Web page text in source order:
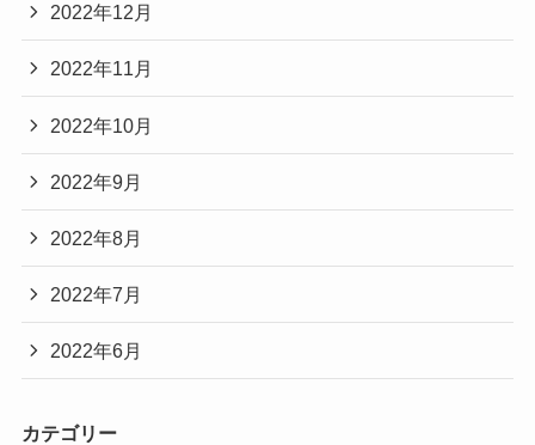
2022年12月
2022年11月
2022年10月
2022年9月
2022年8月
2022年7月
2022年6月
カテゴリー